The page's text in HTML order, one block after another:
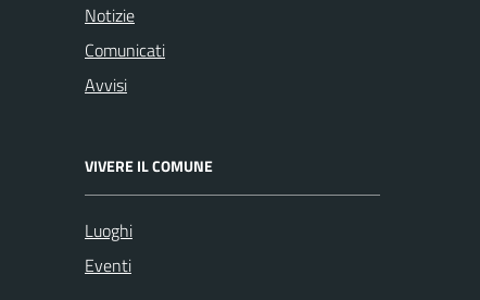
Notizie
Comunicati
Avvisi
VIVERE IL COMUNE
Luoghi
Eventi